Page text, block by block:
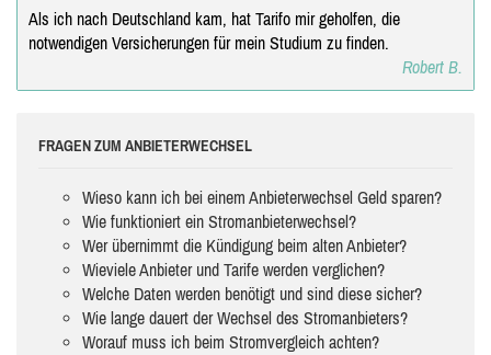
Als ich nach Deutschland kam, hat Tarifo mir geholfen, die
notwendigen Versicherungen für mein Studium zu finden.
Robert B.
FRAGEN ZUM ANBIETERWECHSEL
Wieso kann ich bei einem Anbieterwechsel Geld sparen?
Wie funktioniert ein Stromanbieterwechsel?
Wer übernimmt die Kündigung beim alten Anbieter?
Wieviele Anbieter und Tarife werden verglichen?
Welche Daten werden benötigt und sind diese sicher?
Wie lange dauert der Wechsel des Stromanbieters?
Worauf muss ich beim Stromvergleich achten?